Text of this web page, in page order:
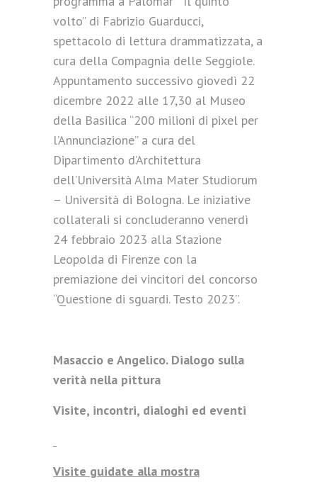
volto” di Fabrizio Guarducci,
spettacolo di lettura drammatizzata, a
cura della Compagnia delle Seggiole.
Appuntamento successivo giovedì 22
dicembre 2022 alle 17,30 al Museo
della Basilica “200 milioni di pixel per
l’Annunciazione” a cura del
Dipartimento d’Architettura
dell’Università Alma Mater Studiorum
– Università di Bologna. Le iniziative
collaterali si concluderanno venerdì
24 febbraio 2023 alla Stazione
Leopolda di Firenze con la
premiazione dei vincitori del concorso
“Questione di sguardi. Testo 2023”.
Masaccio e Angelico. Dialogo sulla
verità nella pittura
Visite, incontri, dialoghi ed eventi
Visite guidate alla mostra